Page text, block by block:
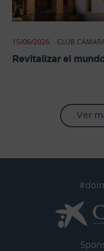
15/06/2026 CLUB
Revitalizar el
Ver